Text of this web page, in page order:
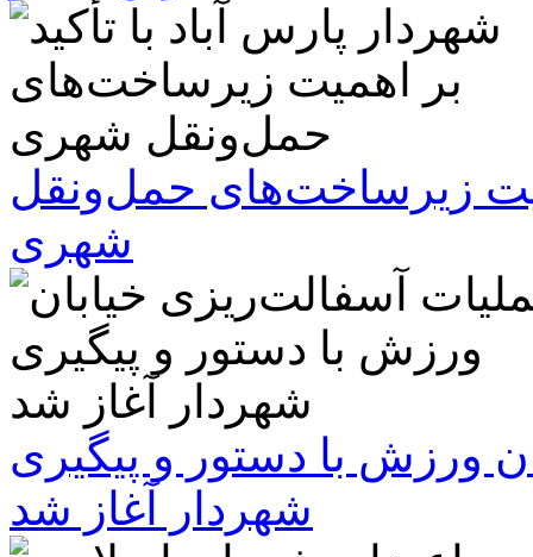
زیرساخت‌های حمل‌ونقل
شهری
ورزش با دستور و پیگیری
شهردار آغاز شد